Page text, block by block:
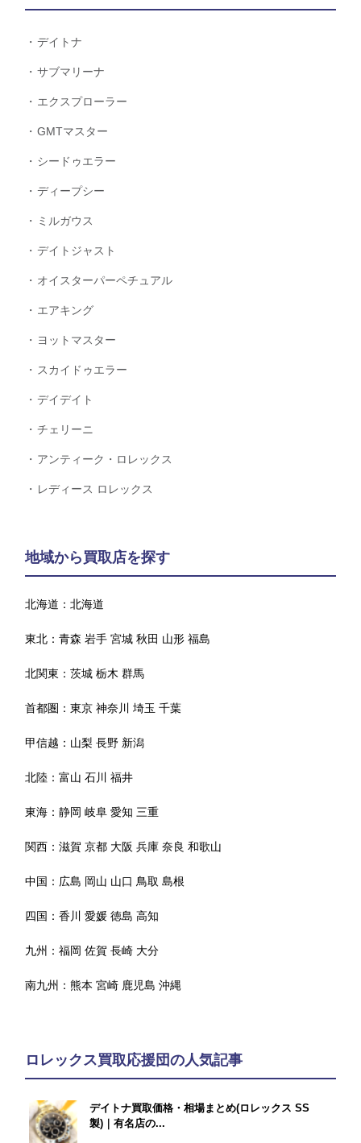
デイトナ
サブマリーナ
エクスプローラー
GMTマスター
シードゥエラー
ディープシー
ミルガウス
デイトジャスト
オイスターパーペチュアル
エアキング
ヨットマスター
スカイドゥエラー
デイデイト
チェリーニ
アンティーク・ロレックス
レディース ロレックス
地域から買取店を探す
北海道：北海道
東北：青森 岩手 宮城 秋田 山形 福島
北関東：茨城 栃木 群馬
首都圏：東京 神奈川 埼玉 千葉
甲信越： 山梨 長野 新潟
北陸：富山 石川 福井
東海：静岡 岐阜 愛知 三重
関西：滋賀 京都 大阪 兵庫 奈良 和歌山
中国： 広島 岡山 山口 鳥取 島根
四国：香川 愛媛 徳島 高知
九州：福岡 佐賀 長崎 大分
南九州：熊本 宮崎 鹿児島 沖縄
ロレックス買取応援団の人気記事
デイトナ買取価格・相場まとめ(ロレックス SS
製)｜有名店の...